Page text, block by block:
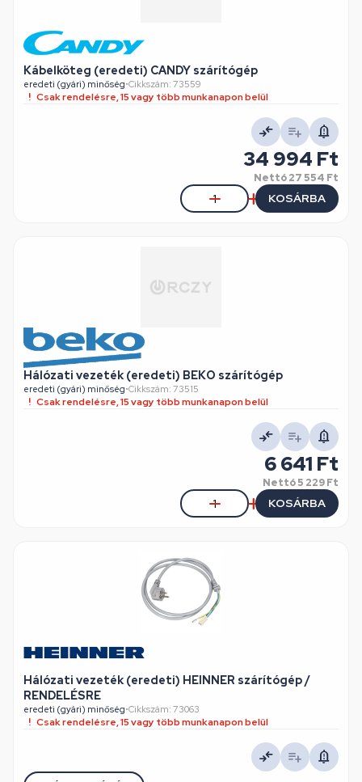
Kábelköteg (eredeti) CANDY szárítógép
eredeti (gyári) minőség•Cikkszám: 73559
Csak rendelésre, 15 vagy több munkanapon belül
34 994 Ft
Nettó27 554 Ft
KOSÁRBA
Hálózati vezeték (eredeti) BEKO szárítógép
eredeti (gyári) minőség•Cikkszám: 73515
Csak rendelésre, 15 vagy több munkanapon belül
6 641 Ft
Nettó5 229 Ft
KOSÁRBA
Hálózati vezeték (eredeti) HEINNER szárítógép /
RENDELÉSRE
eredeti (gyári) minőség•Cikkszám: 73063
Csak rendelésre, 15 vagy több munkanapon belül